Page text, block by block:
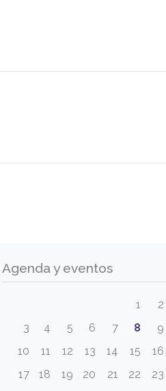
Agenda y eventos
1
2
3
4 5 6 7 8
9
10
11 12 13 14 15
16
17
18 19 20 21 22
23